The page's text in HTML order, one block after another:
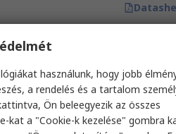
P82B96DR
P82B96
IC Nem
SOIC
3514 Ft(ÁFA nélkül)
Mennyiség
használunk, hogy jobb
a rendelés és a tartalom
Ön beleegyezik az összes
kat a "Cookie-k kezelése" gombra